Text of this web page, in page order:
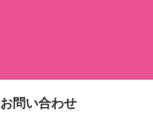
お問い合わせ